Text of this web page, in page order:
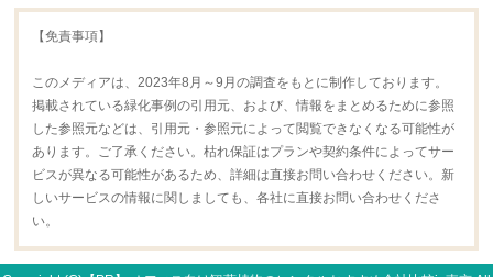
【免責事項】
このメディアは、2023年8月～9月の調査をもとに制作しております。
掲載されている緑化事例の引用元、および、情報をまとめるために参照
した参照元などは、引用元・参照元によって閲覧できなくなる可能性が
あります。ご了承ください。枯れ保証はプランや契約条件によってサー
ビスが異なる可能性があるため、詳細は直接お問い合わせください。新
しいサービスの情報に関しましても、各社に直接お問い合わせくださ
い。